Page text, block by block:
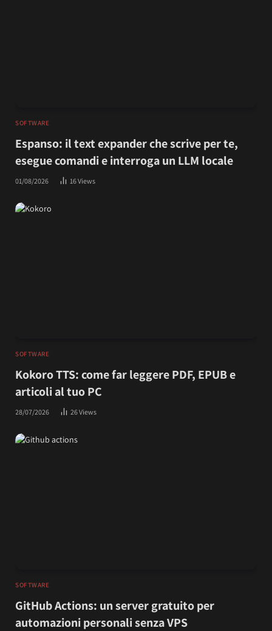
SOFTWARE
Espanso: il text expander che scrive per te,
esegue comandi e interroga un LLM locale
01/08/2026 16Views
SOFTWARE
Kokoro TTS: come far leggere PDF, EPUB e
articoli al tuo PC
28/07/2026 26Views
SOFTWARE
GitHub Actions: un server gratuito per
automazioni personali senza VPS